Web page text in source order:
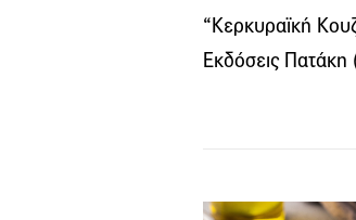
“Κερκυραϊκή
Εκδόσεις